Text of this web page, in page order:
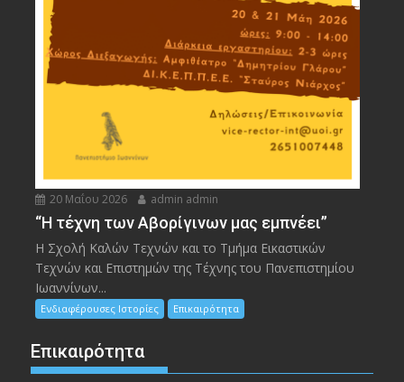
20 Μαΐου 2026 admin admin
“Η τέχνη των Αβορίγινων μας εμπνέει”
Η Σχολή Καλών Τεχνών και το Τμήμα Εικαστικών
Τεχνών και Επιστημών της Τέχνης του Πανεπιστημίου
Ιωαννίνων...
Ενδιαφέρουσες Ιστορίες Επικαιρότητα
Επικαιρότητα